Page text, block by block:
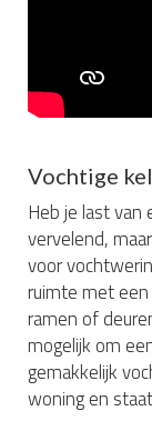
Vochtige
Heb je last van
vervelend,
voor
ruimte met
ramen of
mogelijk om
gemakkelijk
woning en